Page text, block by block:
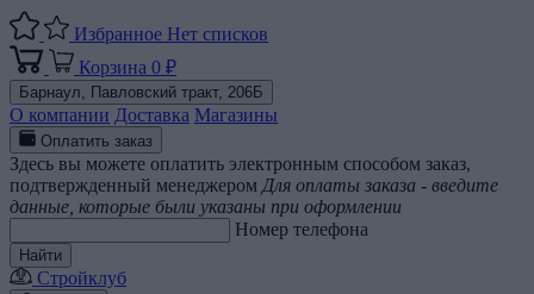
Избранное Нет списков
Корзина 0 ₽
Барнаул, Павловский тракт, 206Б
О компании Доставка Магазины
Оплатить заказ
Здесь вы можете оплатить электронным способом заказ,
подтвержденный менеджером Для оплаты заказа - введите
данные, которые были указаны при оформлении
Номер телефона
Найти
Стройклуб